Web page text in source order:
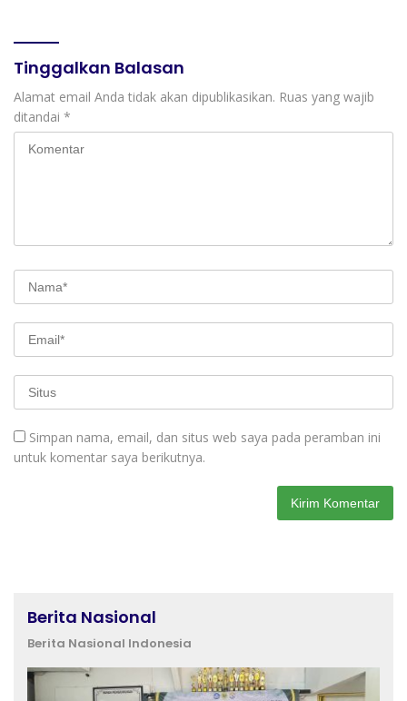
Timur Siap Jadi Pusat
Pengembangan Vokasi
Nasional
Tinggalkan Balasan
Alamat email Anda tidak akan dipublikasikan. Ruas yang wajib
ditandai *
Simpan nama, email, dan situs web saya pada peramban ini
untuk komentar saya berikutnya.
Berita Nasional
Berita Nasional Indonesia